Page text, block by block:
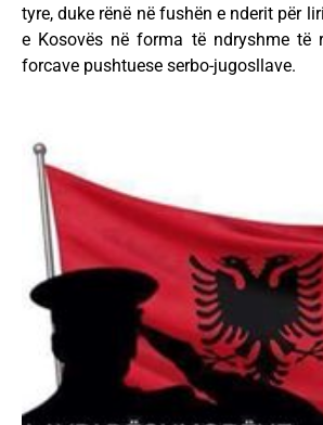
tyre, duke rënë në fushën e nderit për
e Kosovës në forma të ndryshme të
forcave pushtuese serbo-jugosllave.